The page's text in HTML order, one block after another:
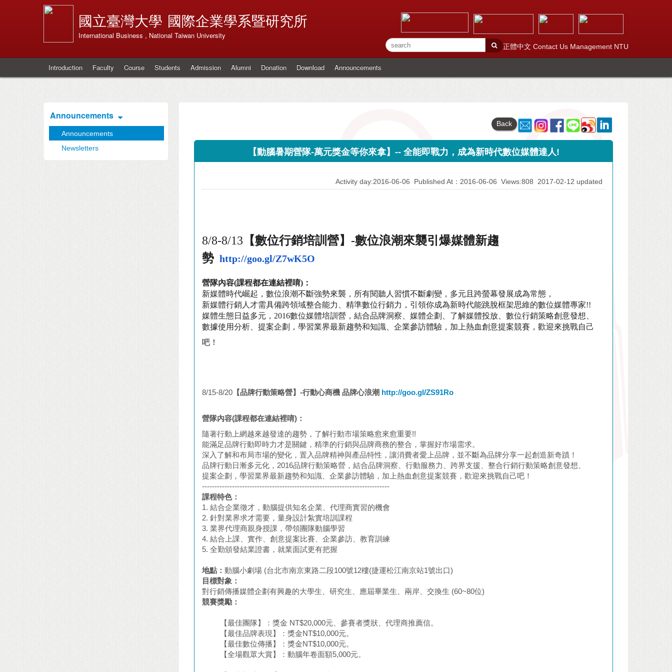
國立臺灣大學 國際企業學系暨研究所
International Business , National Taiwan University
正體中文 Contact Us Management NTU
Introduction Faculty Course Students Admission Alumni Donation Download Announcements
Announcements
Announcements
Newsletters
Back
【動腦暑期營隊-萬元獎金等你來拿】-- 全能即戰力，成為新時代數位媒體達人!
Activity day:2016-06-06 Published At：2016-06-06 Views:808 2017-02-12 updated
8/8-8/13 【數位行銷培訓營】 -數位浪潮來襲引爆媒體新趨
勢 http://goo.gl/Z7wK5O
營隊內容(課程都在連結裡唷) ：
新媒體時代崛起，數位浪潮不斷強勢來襲，所有閱聽人習慣不斷劇變，多元且跨螢幕發展成為常態，
新媒體行銷人才需具備跨領域整合能力、精準數位行銷力，引領你成為新時代能跳脫框架思維的數位媒體專家!!
媒體生態日益多元， 2016數位媒體培訓營，結合品牌洞察、媒體企劃、了解媒體投放、數位行銷策略創意發想、
數據使用分析、提案企劃，學習業界最新趨勢和知識、企業參訪體驗，加上熱血創意提案競賽，歡迎來挑戰自己
吧！
8/15-8/20 【品牌行動策略營】 -行動心商機 品牌心浪潮 http://goo.gl/ZS91Ro
營隊內容(課程都在連結裡唷) ：
隨著行動上網越來越發達的趨勢，了解行動市場策略愈來愈重要!!
能滿足品牌行動即時力才是關鍵，精準的行銷與品牌商務的整合，掌握好市場需求。
深入了解和布局市場的變化，置入品牌精神與產品特性，讓消費者愛上品牌，並不斷為品牌分享一起創造新奇蹟！
品牌行動日漸多元化，2016品牌行動策略營，結合品牌洞察、行動服務力、跨界支援、整合行銷行動策略創意發想、
提案企劃，學習業界最新趨勢和知識、企業參訪體驗，加上熱血創意提案競賽，歡迎來挑戰自己吧！
---------------------------------------------------------------------------
課程特色：
1. 結合企業徵才，動腦提供知名企業、代理商實習的機會
2. 針對業界求才需要，量身設計紮實培訓課程
3. 業界代理商親身授課，帶領團隊動腦學習
4. 結合上課、實作、創意提案比賽、企業參訪、教育訓練
5. 全勤頒發結業證書，就業面試更有把握
地點： 動腦小劇場 (台北市南京東路二段100號12樓(捷運松江南京站1號出口)
目標對象：
對行銷傳播媒體企劃有興趣的大學生、研究生、應屆畢業生、兩岸、交換生 (60~80位)
競賽獎勵：
【最佳團隊】：獎金 NT$20,000元、參賽者獎狀、代理商推薦信。
【最佳品牌表現】：獎金NT$10,000元。
【最佳數位傳播】：獎金NT$10,000元。
【全場觀眾大賞】：動腦年卷面額5,000元。